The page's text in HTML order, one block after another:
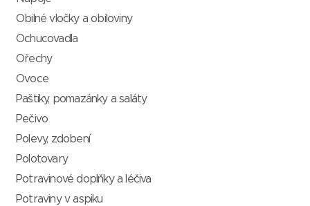
Obilné vločky a obiloviny
Ochucovadla
Ořechy
Ovoce
Paštiky, pomazánky a saláty
Pečivo
Polevy, zdobení
Polotovary
Potravinové doplňky a léčiva
Potraviny v aspiku